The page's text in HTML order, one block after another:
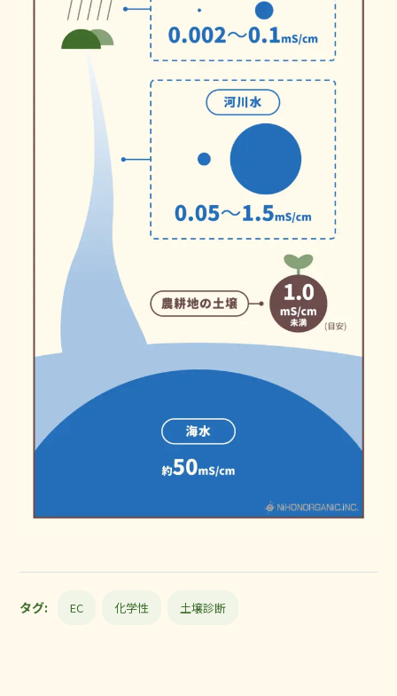
ニュース
会社概要
私たちの取り組み
数字で見る土壌と肥料
採用情報
お問い合わせ
タグ: EC 化学性 土壌診断